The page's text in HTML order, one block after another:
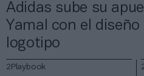
Adidas sube su
Yamal con el
logotipo
2Playbook